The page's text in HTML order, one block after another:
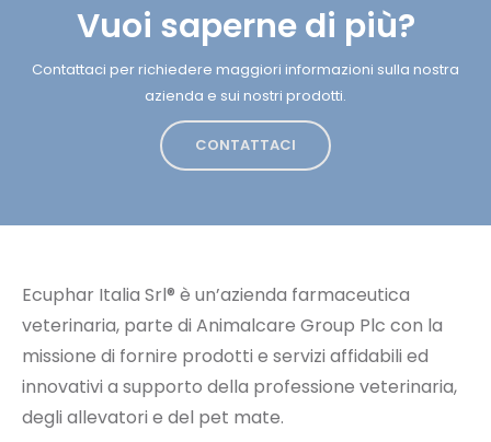
Vuoi saperne di più?
Contattaci per richiedere maggiori informazioni sulla nostra
azienda e sui nostri prodotti.
CONTATTACI
Ecuphar Italia Srl® è un’azienda farmaceutica
veterinaria, parte di Animalcare Group Plc con la
missione di fornire prodotti e servizi affidabili ed
innovativi a supporto della professione veterinaria,
degli allevatori e del pet mate.